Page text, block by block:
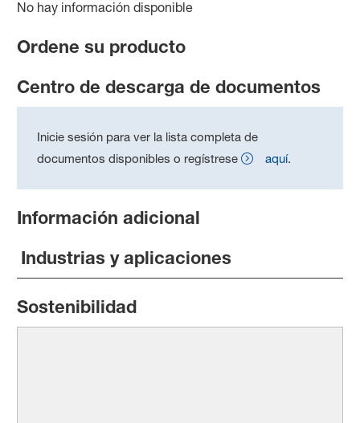
No hay información disponible
Ordene su producto
Centro de descarga de documentos
Inicie sesión para ver la lista completa de
documentos disponibles o regístrese
aquí.
Información adicional
Industrias y aplicaciones
Sostenibilidad